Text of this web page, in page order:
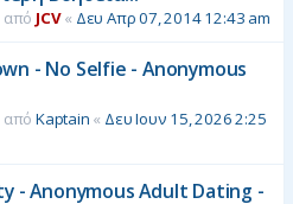
από JCV« Δευ Απρ 07, 2014 12:43 am
- No Selfie - Anonymous
απόKaptain « Δευ Ιουν 15, 2026 2:25
- Anonymous Adult Dating -